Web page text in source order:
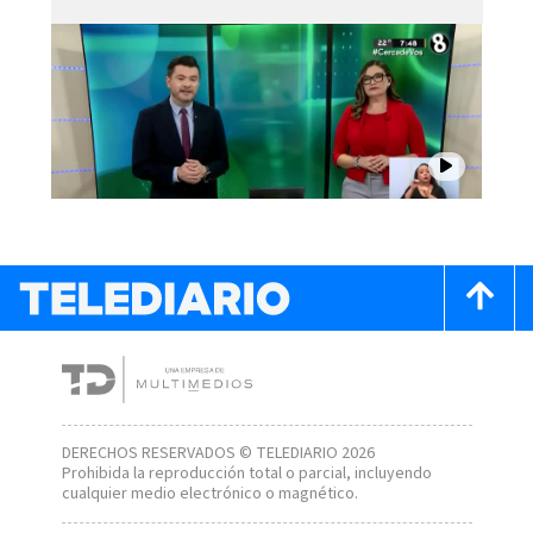
DERECHOS RESERVADOS © TELEDIARIO 2026
Prohibida la reproducción total o parcial, incluyendo
cualquier medio electrónico o magnético.